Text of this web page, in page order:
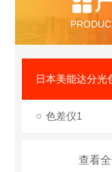
日本美能达分光
色差仪1
查看